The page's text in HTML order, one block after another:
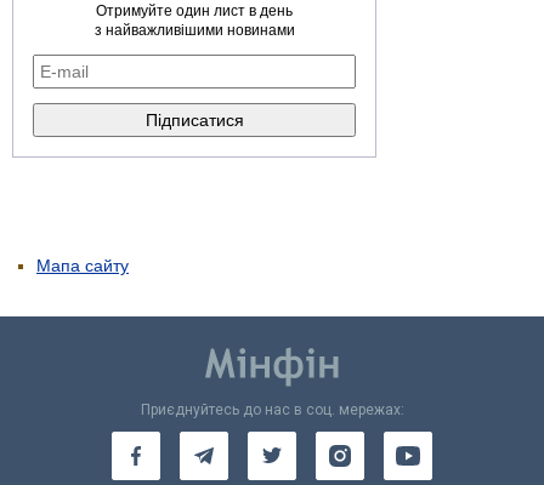
Отримуйте один лист в день
з найважливішими новинами
Мапа сайту
Приєднуйтесь до нас в соц. мережах: